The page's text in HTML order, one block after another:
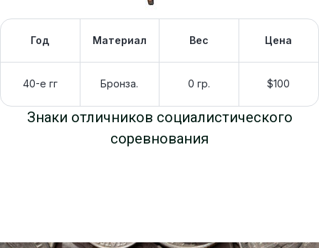
Год Материал Вес Цена
40-е гг Бронза. 0 гр. $100
Знаки отличников социалистического
соревнования